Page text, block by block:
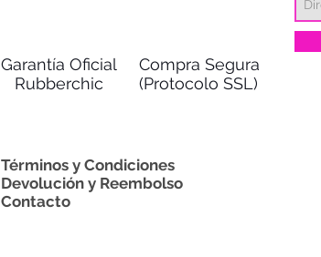
Garantía Oficial
Rubberchic
Compra Segura
(Protocolo SSL)
Términos y Condiciones
Devolución y Reembolso
Contacto